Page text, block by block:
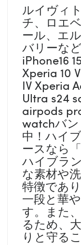
ルイヴィ
チ、ロエ
ール、エ
バリーな
iPhone16
Xperia 10
IV Xperia
Ultra s24
airpods
watchバ
中！ハイ
ースなら
ハイブラ
な素材や
特徴であ
一段と華
す。また
るため、
りと守る